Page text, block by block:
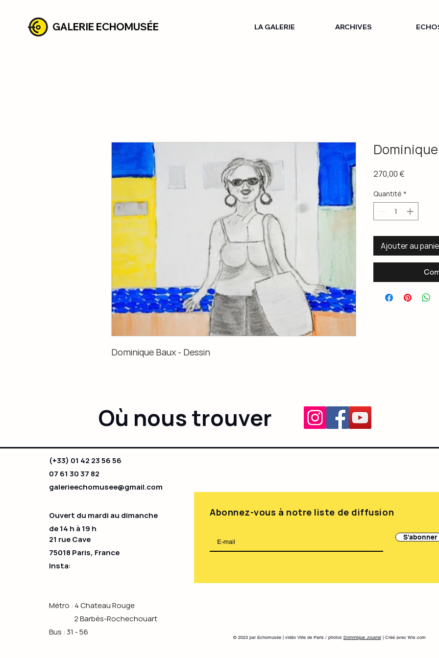
GALERIE ECHOMUSÉE LA GALERIE ARCHIVES
Dominique Baux - Dessin
270,00 €
Quantité *
Ajouter au
Où nous trouver
Abonnez-vous à notre liste de diffusion
S'abonner
© 2023 par Echomusée | vidéo Ville de Paris / photos Dominique Jouxtel| Créé avec Wix.com
21 rue Cave
75018 Paris, France
Insta:
Métro : 4 Chateau Rouge
2 Barbès-Rochechouart
Bus : 31 - 56
(+33) 01 42 23 56 56
07 61 30 37 82
galerieechomusee@gmail.com
Ouvert du mardi au dimanche
de 14 h à 19 h​